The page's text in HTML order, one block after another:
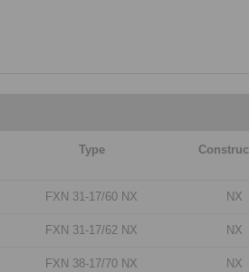
Type
FXN 31-17/60 NX NX
FXN 31-17/62 NX NX
FXN 38-17/70 NX NX